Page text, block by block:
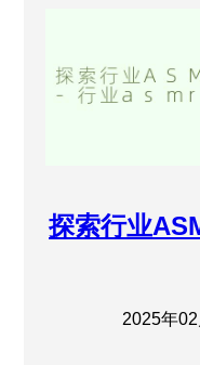
探索行业
2025年